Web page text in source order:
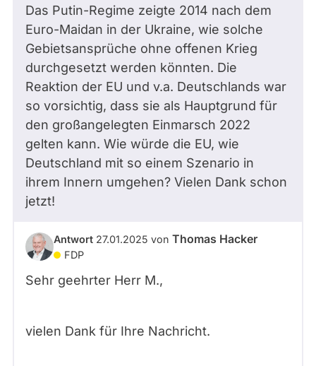
Das Putin-Regime zeigte 2014 nach dem
Euro-Maidan in der Ukraine, wie solche
Gebietsansprüche ohne offenen Krieg
durchgesetzt werden könnten. Die
Reaktion der EU und v.a. Deutschlands war
so vorsichtig, dass sie als Hauptgrund für
den großangelegten Einmarsch 2022
gelten kann. Wie würde die EU, wie
Deutschland mit so einem Szenario in
ihrem Innern umgehen? Vielen Dank schon
jetzt!
Antwort 27.01.2025 von Thomas Hacker
FDP
Sehr geehrter Herr M.,
vielen Dank für Ihre Nachricht.